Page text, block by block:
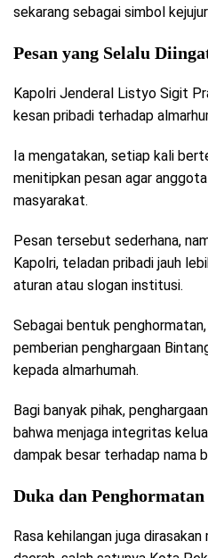
sekarang sebagai simbol
Pesan yang Selalu
Kapolri Jenderal Listyo Sigit
kesan pribadi terhadap
Ia mengatakan, setiap kali
menitipkan pesan agar
masyarakat.
Pesan tersebut sederhana,
Kapolri, teladan pribadi jauh
aturan atau slogan institusi.
Sebagai bentuk
pemberian penghargaan
kepada almarhumah.
Bagi banyak pihak,
bahwa menjaga integritas
dampak besar terhadap nama
Duka dan
Rasa kehilangan juga